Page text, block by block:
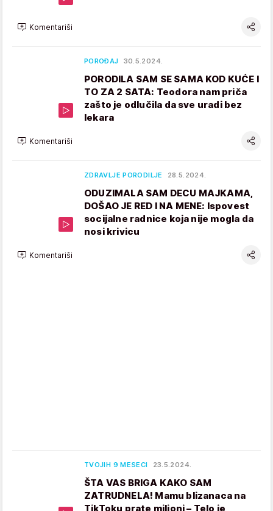
Komentariši
POROĐAJ 30.5.2024.
PORODILA SAM SE SAMA KOD KUĆE I
TO ZA 2 SATA: Teodora nam priča
zašto je odlučila da sve uradi bez
lekara
Komentariši
ZDRAVLJE PORODILJE 28.5.2024.
ODUZIMALA SAM DECU MAJKAMA,
DOŠAO JE RED I NA MENE: Ispovest
socijalne radnice koja nije mogla da
nosi krivicu
Komentariši
TVOJIH 9 MESECI 23.5.2024.
ŠTA VAS BRIGA KAKO SAM
ZATRUDNELA! Mamu blizanaca na
TikToku prate milioni – Telo je